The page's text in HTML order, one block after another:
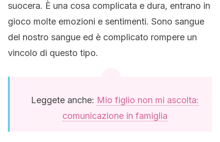
suocera. È una cosa complicata e dura, entrano in
gioco molte emozioni e sentimenti. Sono sangue
del nostro sangue ed è complicato rompere un
vincolo di questo tipo.
Leggete anche: Mio figlio non mi ascolta:
comunicazione in famiglia